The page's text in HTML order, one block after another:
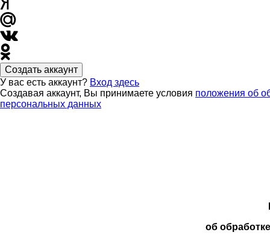
Создать аккаунт
У вас есть аккаунт? Вход здесь
Создавая аккаунт, Вы принимаете условия положения об
персональных данных
об